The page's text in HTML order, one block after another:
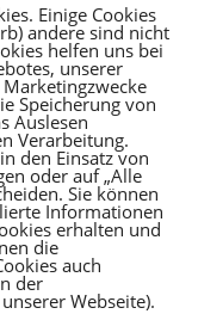
Je nach
ohne (Still-)Kissen,
möglich.
der Stillzeit.…
20. JANUAR
Einige Cookies
andere sind nicht
helfen uns bei
unserer
Speicherung von
Auslesen
Verarbeitung.
den Einsatz von
oder auf „Alle
Sie können
Informationen
erhalten und
die
auch
der
Webseite).